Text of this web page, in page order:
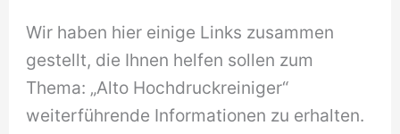
Wir haben hier einige Links zusammen
gestellt, die Ihnen helfen sollen zum
Thema: „Alto Hochdruckreiniger“
weiterführende Informationen zu erhalten.